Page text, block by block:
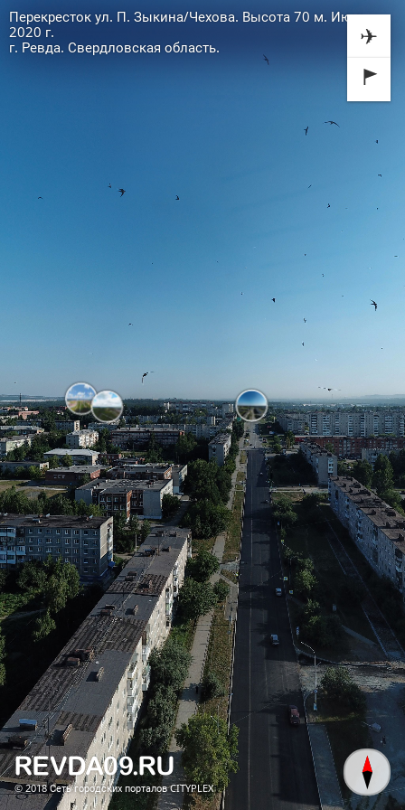
Перекресток ул. П. Зыкина/Чехова. Высота 70 м. Июнь
2020 г.
г. Ревда. Свердловская область.
✈
© 2018Сеть городских порталов CITYPLEX